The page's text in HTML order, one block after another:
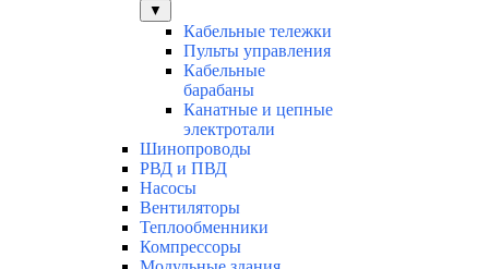
▼
Кабельные тележки
Пульты управления
Кабельные
барабаны
Канатные и цепные
электротали
Шинопроводы
РВД и ПВД
Насосы
Вентиляторы
Теплообменники
Компрессоры